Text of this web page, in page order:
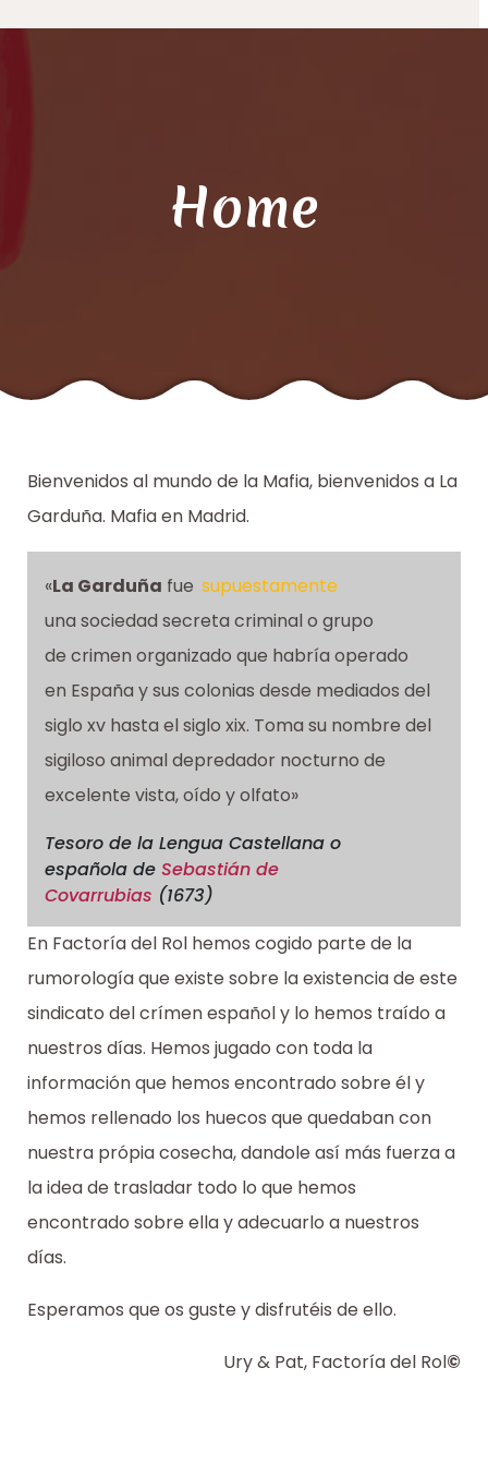
Home
Bienvenidos al mundo de la Mafia, bienvenidos a La
Garduña. Mafia en Madrid.
«La Garduña fue supuestamente
una sociedad secreta criminal o grupo
de crimen organizado que habría operado
en España y sus colonias desde mediados del
siglo xv hasta el siglo xix. Toma su nombre del
sigiloso animal depredador nocturno de
excelente vista, oído y olfato»
Tesoro de la Lengua Castellana o
española de Sebastián de
Covarrubias (1673)
En Factoría del Rol hemos cogido parte de la
rumorología que existe sobre la existencia de este
sindicato del crímen español y lo hemos traído a
nuestros días. Hemos jugado con toda la
información que hemos encontrado sobre él y
hemos rellenado los huecos que quedaban con
nuestra própia cosecha, dandole así más fuerza a
la idea de trasladar todo lo que hemos
encontrado sobre ella y adecuarlo a nuestros
días.
Esperamos que os guste y disfrutéis de ello.
Ury & Pat, Factoría del Rol©